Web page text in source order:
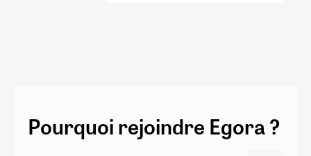
Pourquoi rejoindre Egora ?